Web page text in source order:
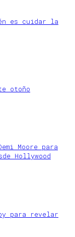
es cuidar la
otoño
Moore para
Hollywood
para revelar